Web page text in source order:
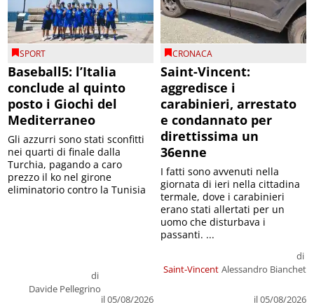
SPORT
Baseball5: l’Italia
conclude al quinto
posto i Giochi del
Mediterraneo
di
Davide Pellegrino
il 05/08/2026
Gli azzurri sono stati sconfitti
nei quarti di finale dalla
Turchia, pagando a caro
prezzo il ko nel girone
eliminatorio contro la Tunisia
CRONACA
Saint-Vincent:
aggredisce i
carabinieri, arrestato
e condannato per
direttissima un
36enne
Saint-Vincent
di
Alessandro Bianchet
il 05/08/2026
I fatti sono avvenuti nella
giornata di ieri nella cittadina
termale, dove i carabinieri
erano stati allertati per un
uomo che disturbava i
passanti. ...